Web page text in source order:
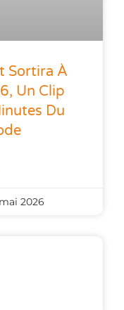
Sortira À
Un Clip
Du
2026